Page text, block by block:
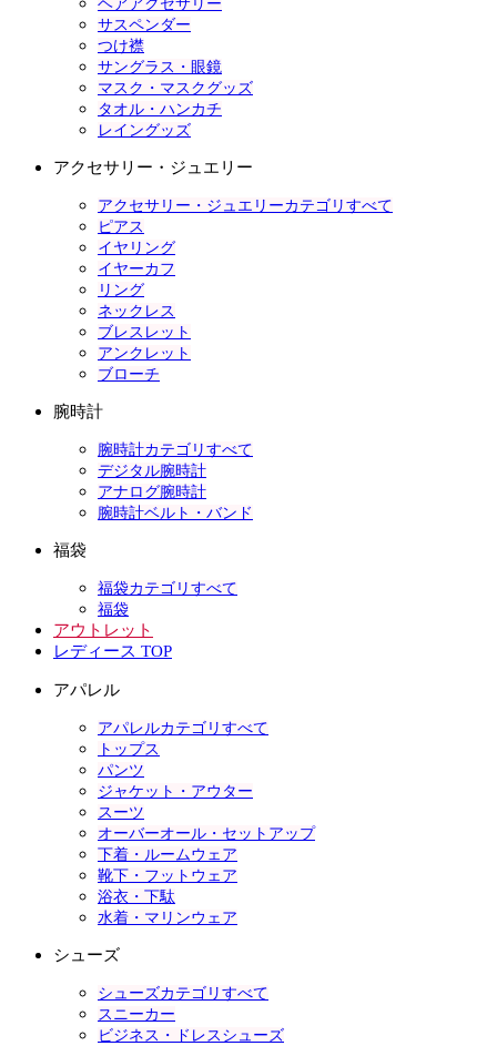
ヘアアクセサリー
サスペンダー
つけ襟
サングラス・眼鏡
マスク・マスクグッズ
タオル・ハンカチ
レイングッズ
アクセサリー・ジュエリー
アクセサリー・ジュエリーカテゴリすべて
ピアス
イヤリング
イヤーカフ
リング
ネックレス
ブレスレット
アンクレット
ブローチ
腕時計
腕時計カテゴリすべて
デジタル腕時計
アナログ腕時計
腕時計ベルト・バンド
福袋
福袋カテゴリすべて
福袋
アウトレット
レディース TOP
アパレル
アパレルカテゴリすべて
トップス
パンツ
ジャケット・アウター
スーツ
オーバーオール・セットアップ
下着・ルームウェア
靴下・フットウェア
浴衣・下駄
水着・マリンウェア
シューズ
シューズカテゴリすべて
スニーカー
ビジネス・ドレスシューズ